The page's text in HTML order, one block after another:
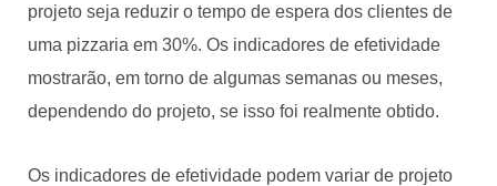
projeto seja reduzir o tempo de espera dos clientes de
uma pizzaria em 30%. Os indicadores de efetividade
mostrarão, em torno de algumas semanas ou meses,
dependendo do projeto, se isso foi realmente obtido.
Os indicadores de efetividade podem variar de projeto